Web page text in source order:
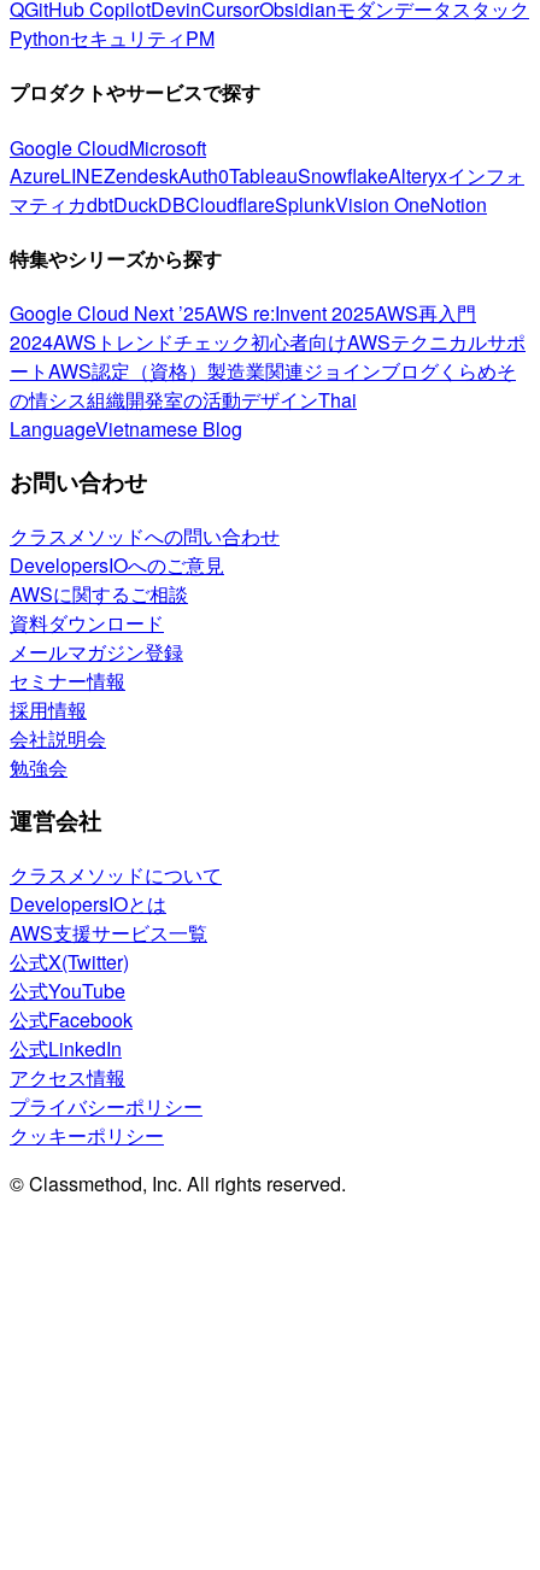
QGitHub CopilotDevinCursorObsidianモダンデータスタック
PythonセキュリティPM
プロダクトやサービスで探す
Google CloudMicrosoft
AzureLINEZendeskAuth0TableauSnowflakeAlteryxインフォ
マティカdbtDuckDBCloudflareSplunkVision OneNotion
特集やシリーズから探す
Google Cloud Next ’25AWS re:Invent 2025AWS再入門
2024AWSトレンドチェック初心者向けAWSテクニカルサポ
ートAWS認定（資格） 製造業関連ジョインブログくらめそ
の情シス組織開発室の活動デザインThai
LanguageVietnamese Blog
お問い合わせ
クラスメソッドへの問い合わせ
DevelopersIOへのご意見
AWSに関するご相談
資料ダウンロード
メールマガジン登録
セミナー情報
採用情報
会社説明会
勉強会
運営会社
クラスメソッドについて
DevelopersIOとは
AWS支援サービス一覧
公式X(Twitter)
公式YouTube
公式Facebook
公式LinkedIn
アクセス情報
プライバシーポリシー
クッキーポリシー
© Classmethod, Inc. All rights reserved.